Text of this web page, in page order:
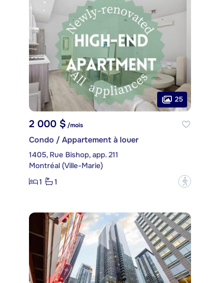
25
2 000 $/mois
Condo / Appartement à louer
1405, Rue Bishop, app. 211
Montréal (Ville-Marie)
1
1 ?